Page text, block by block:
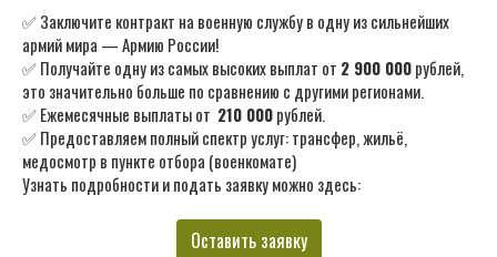
✅ Заключите контракт на военную службу в одну из сильнейших
армий мира — Армию России!
✅ Получайте одну из самых высоких выплат от 2 900 000рублей,
это значительно больше по сравнению с другими регионами.
✅ Ежемесячные выплаты от 210 000рублей.
✅ Предоставляем полный спектр услуг: трансфер, жильё,
медосмотр в пункте отбора (военкомате)
Узнать подробности и подать заявку можно здесь:
Оставить заявку